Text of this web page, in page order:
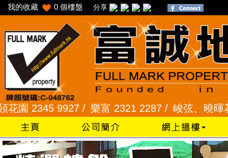
我的收藏 0 個樓盤 分享
2345 9927 /樂富 2321 2287 /峻弦、曉暉花